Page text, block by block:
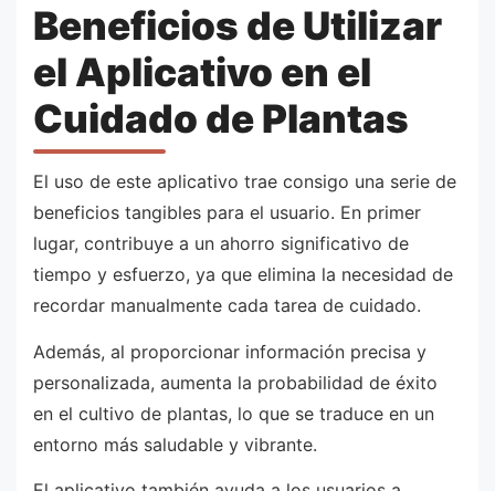
Beneficios de Utilizar
el Aplicativo en el
Cuidado de Plantas
El uso de este aplicativo trae consigo una serie de
beneficios tangibles para el usuario. En primer
lugar, contribuye a un ahorro significativo de
tiempo y esfuerzo, ya que elimina la necesidad de
recordar manualmente cada tarea de cuidado.
Además, al proporcionar información precisa y
personalizada, aumenta la probabilidad de éxito
en el cultivo de plantas, lo que se traduce en un
entorno más saludable y vibrante.